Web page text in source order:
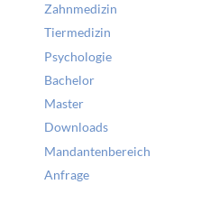
Zahnmedizin
Tiermedizin
Psychologie
Bachelor
Master
Downloads
Mandantenbereich
Anfrage